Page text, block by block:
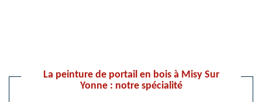
La peinture de portail en bois à Misy Sur
Yonne : notre spécialité